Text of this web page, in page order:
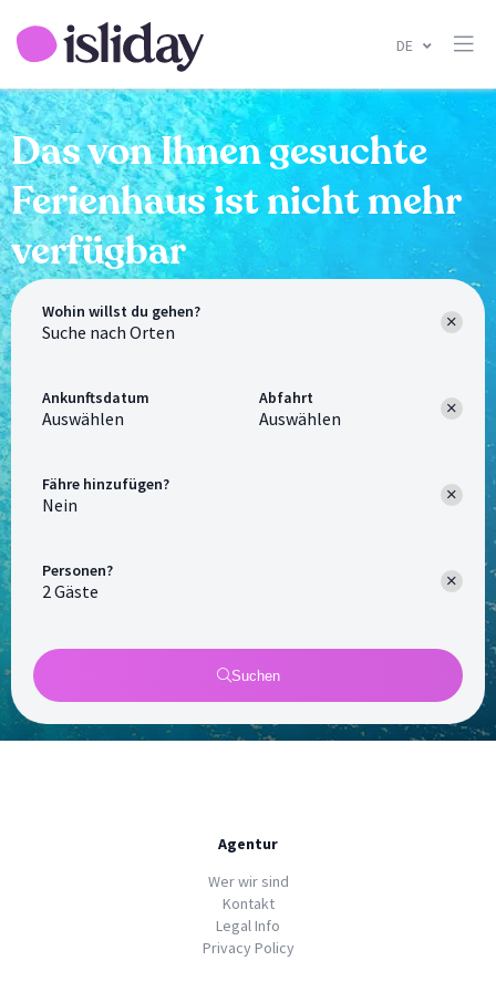
DE
Das von Ihnen gesuchte
Ferienhaus ist nicht mehr
verfügbar
Wohin willst du gehen?
Ankunftsdatum
Auswählen
Abfahrt
Auswählen
Personen?
Fähre hinzufügen?
Nein
Suchen
Agentur
Wer wir sind
Kontakt
Legal Info
Privacy Policy